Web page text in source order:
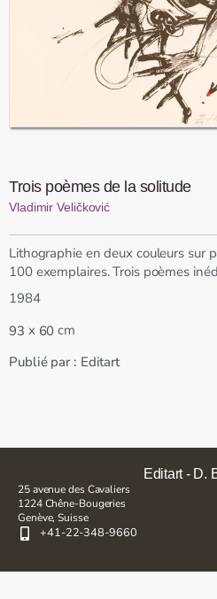
Trois poèmes de la solitude
Vladimir Veličković
Lithographie en deux couleurs sur
100 exemplaires. Trois poèmes
1984
93 x 60 cm
Publié par : Editart
Editart - D.
25 avenue des Cavaliers
1224 Chêne-Bougeries
Genève, Suisse
+41-22-348-9660